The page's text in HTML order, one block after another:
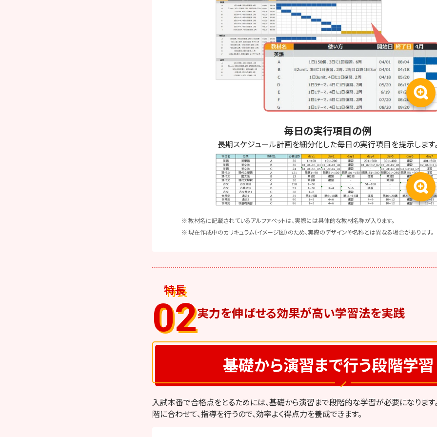
毎日の実行項目の例
長期スケジュール計画を細分化した毎日の実行項目を提示します
教材名に記載されているアルファベットは、実際には具体的な教材名称が入ります。
現在作成中のカリキュラム（イメージ図）のため、実際のデザインや名称とは異なる場合があります。
特長
02実力を伸ばせる効果が高い学習法を実践
基礎から演習まで行う段階学習
入試本番で合格点をとるためには、基礎から演習まで段階的な学習が必要になります
階に合わせて、指導を行うので、効率よく得点力を養成できます。